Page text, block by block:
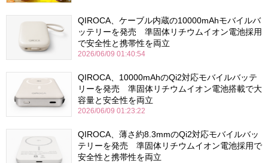
QIROCA、ケーブル内蔵の10000mAhモバイルバ
ッテリーを発売 準固体リチウムイオン電池採用
で安全性と携帯性を両立
2026/06/09 01:40:54
QIROCA、10000mAhのQi2対応モバイルバッテ
リーを発売 準固体リチウムイオン電池搭載で大
容量と安全性を両立
2026/06/09 01:23:22
QIROCA、薄さ約8.3mmのQi2対応モバイルバッ
テリーを発売 準固体リチウムイオン電池採用で
安全性と携帯性を両立